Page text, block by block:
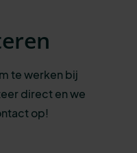
te werken bij
direct en we
op!